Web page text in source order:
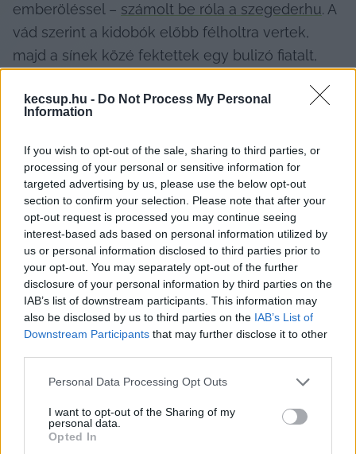
kecsup.hu - Do Not Process My Personal
Information
If you wish to opt-out of the sale, sharing to third parties, or
processing of your personal or sensitive information for
targeted advertising by us, please use the below opt-out
section to confirm your selection. Please note that after your
opt-out request is processed you may continue seeing
interest-based ads based on personal information utilized by
us or personal information disclosed to third parties prior to
your opt-out. You may separately opt-out of the further
disclosure of your personal information by third parties on the
IAB’s list of downstream participants. This information may
also be disclosed by us to third parties on the IAB’s List of
Downstream Participants that may further disclose it to other
Please note that this website/app uses one or more Google
not limited to your visit or usage behaviour. You may click to
grant or deny consent to Google and its third-party tags to
use your data for below specified purposes in below Google
Personal Data Processing Opt Outs
I want to opt-out of the Sharing of my
personal data.
Opted In
emberöléssel – számolt be róla a szegeder.hu. A
vád szerint a kidobók előbb félholtra vertek,
majd a sínek közé fektettek egy bulizó fiatalt,
hozott elsőfokú ítéletet a Kecskeméti
kaptak a vádlottak, a Szegedi Ítélőtábla ezt
hagyta helyben másodfokon pénteken.
Az eset 2000. október elsején történt
Kecskeméten, a most 50 éves N. T. és az 52
éves V. L. kidobóként dolgozott a Silver nevű
diszkóban, ahová ittas állapotban keveredett
be a későbbi áldozat, az akkor 24 éves G. J.
tánctéren, hogy eltávolítsa a helyről. Szóváltás
és dulakodás alakult ki köztük, V. ököllel és